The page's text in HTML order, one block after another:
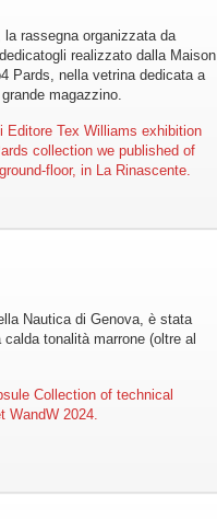
rassegna organizzata da
realizzato dalla Maison
Pards, nella vetrina dedicata a
magazzino.
Editore Tex Williams exhibition
collection we published of
floor, in La Rinascente.
Nautica di Genova, è stata
tonalità marrone (oltre al
Collection of technical
2024.